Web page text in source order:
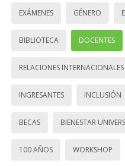
EXÁMENES GÉNERO
BIBLIOTECA DOCENTES
RELACIONES INTERNACIONALES
INGRESANTES INCLUSIÓN
BECAS BIENESTAR
100 AÑOS WORKSHOP